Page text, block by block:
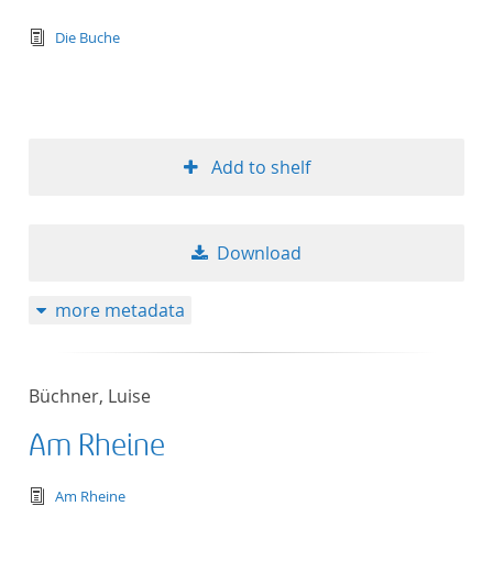
text/tg.edition+tg.aggregation+xml
Die Buche
Add to shelf
Download
more metadata
Büchner, Luise
Am Rheine
text/tg.edition+tg.aggregation+xml
Am Rheine